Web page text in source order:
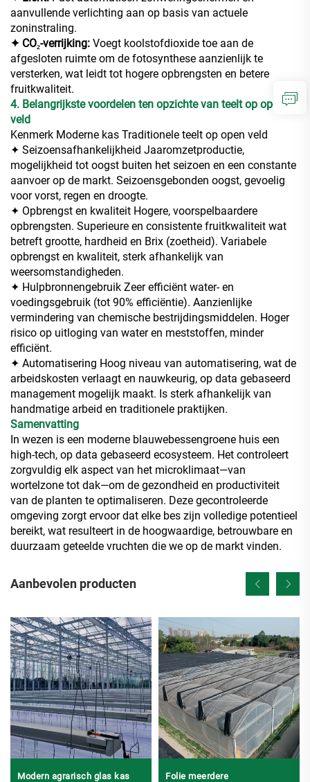
aanvullende verlichting aan op basis van actuele
zoninstraling.
✦ CO₂-verrijking: Voegt koolstofdioxide toe aan de
afgesloten ruimte om de fotosynthese aanzienlijk te
versterken, wat leidt tot hogere opbrengsten en betere
fruitkwaliteit.
4. Belangrijkste voordelen ten opzichte van teelt op open
veld
Kenmerk Moderne kas Traditionele teelt op open veld
✦ Seizoensafhankelijkheid Jaaromzetproductie,
mogelijkheid tot oogst buiten het seizoen en een constante
aanvoer op de markt. Seizoensgebonden oogst, gevoelig
voor vorst, regen en droogte.
✦ Opbrengst en kwaliteit Hogere, voorspelbaardere
opbrengsten. Superieure en consistente fruitkwaliteit wat
betreft grootte, hardheid en Brix (zoetheid). Variabele
opbrengst en kwaliteit, sterk afhankelijk van
weersomstandigheden.
✦ Hulpbronnengebruik Zeer efficiënt water- en
voedingsgebruik (tot 90% efficiëntie). Aanzienlijke
vermindering van chemische bestrijdingsmiddelen. Hoger
risico op uitloging van water en meststoffen, minder
efficiënt.
✦ Automatisering Hoog niveau van automatisering, wat de
arbeidskosten verlaagt en nauwkeurig, op data gebaseerd
management mogelijk maakt. Is sterk afhankelijk van
handmatige arbeid en traditionele praktijken.
Samenvatting
In wezen is een moderne blauwebessengroene huis een
high-tech, op data gebaseerd ecosysteem. Het controleert
zorgvuldig elk aspect van het microklimaat—van
wortelzone tot dak—om de gezondheid en productiviteit
van de planten te optimaliseren. Deze gecontroleerde
omgeving zorgt ervoor dat elke bes zijn volledige potentieel
bereikt, wat resulteert in de hoogwaardige, betrouwbare en
duurzaam geteelde vruchten die we op de markt vinden.
Aanbevolen producten
Modern agrarisch glas kas
Folie meerdere